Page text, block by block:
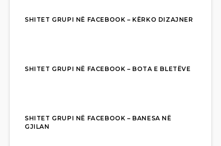
SHITET GRUPI NË FACEBOOK – KËRKO DIZAJNER
SHITET GRUPI NË FACEBOOK – BOTA E BLETËVE
SHITET GRUPI NË FACEBOOK – BANESA NË
GJILAN